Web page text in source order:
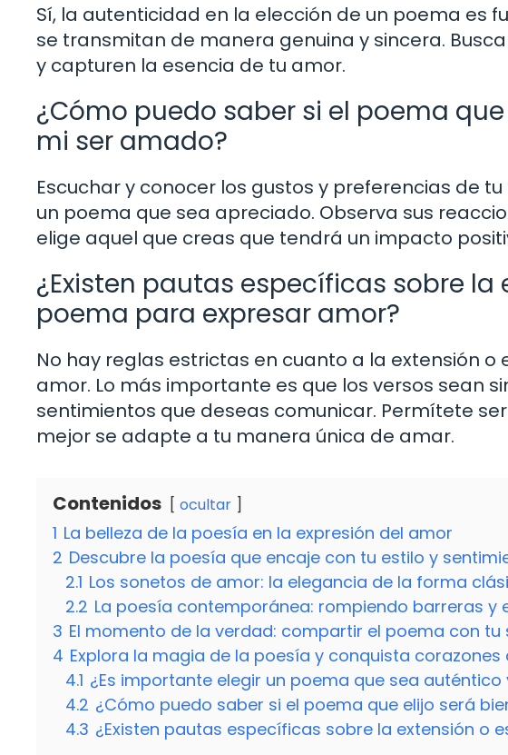
Sí, la autenticidad en la elección de un poema es
se transmitan de manera genuina y sincera.
y capturen la esencia de tu amor.
¿Cómo puedo saber si el poema
mi ser amado?
Escuchar y conocer los gustos y preferencias de
un poema que sea apreciado. Observa sus
elige aquel que creas que tendrá un impacto
¿Existen pautas específicas sobre la
poema para expresar amor?
No hay reglas estrictas en cuanto a la extensión
amor. Lo más importante es que los versos sean
sentimientos que deseas comunicar. Permítete
mejor se adapte a tu manera única de amar.
Contenidos ocultar
1 La belleza de la poesía en la expresión del amor
2 Descubre la poesía que encaje con tu estilo y
2.1 Los sonetos de amor: la elegancia de la forma
2.2 La poesía contemporánea: rompiendo barreras y
3 El momento de la verdad: compartir el poema con tu
4 Explora la magia de la poesía y conquista
4.1 ¿Es importante elegir un poema que sea
4.2 ¿Cómo puedo saber si el poema que elijo será
4.3 ¿Existen pautas específicas sobre la extensión o